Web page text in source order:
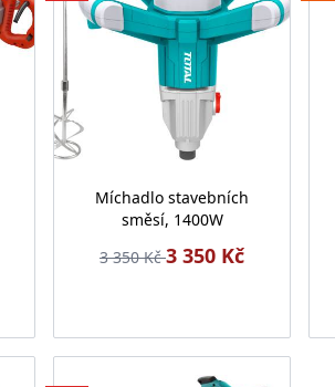
Míchadlo stavebních
směsí, 1400W
3 350 Kč3 350 Kč